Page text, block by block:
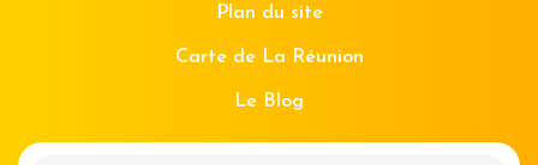
Plan du site
Carte de La Réunion
Le Blog